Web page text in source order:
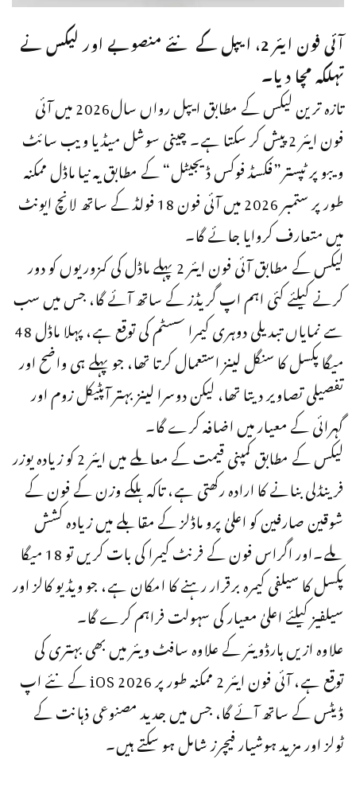
آئی فون ایئر 2، ایپل کے نئے منصوبے اور لیکس نے
تہلکہ مچا دیا۔
تازہ ترین لیکس کے مطابق ایپل رواں سال2026 میں آئی
فون ایئر 2 پیش کر سکتا ہے۔ چینی سوشل میڈیا ویب سائٹ
ویبو پر ٹپستر”فکسڈ فوکس ڈیجیٹل“ کے مطابق یہ نیا ماڈل ممکنہ
طور پر ستمبر 2026 میں آئی فون 18 فولڈ کے ساتھ لانچ ایونٹ
میں متعارف کروایا جائے گا۔
لیکس کے مطابق آئی فون ایئر 2 پہلے ماڈل کی کمزوریوں کو دور
کرنے کیلئے کئی اہم اپ گریڈز کے ساتھ آئے گا، جس میں سب
سے نمایاں تبدیلی دوہری کیمرا سسٹم کی توقع ہے، پہلا ماڈل 48
میگا پکسل کا سنگل لینز استعمال کرتا تھا، جو پہلے ہی واضح اور
تفصیلی تصاویر دیتا تھا، لیکن دوسرا لینز بہتر آپٹیکل زوم اور
گہرائی کے معیار میں اضافہ کرے گا۔
لیکس کے مطابق کمپنی قیمت کے معاملے میں ایئر 2 کو زیادہ یوزر
فرینڈلی بنانے کا ارادہ رکھتی ہے، تاکہ ہلکے وزن کے فون کے
شوقین صارفین کو اعلیٰ پرو ماڈلز کے مقابلے میں زیادہ کشش
ملے۔اور اگراس فون کے فرنٹ کیمرا کی بات کریں تو 18 میگا
پکسل کا سیلفی کیمرہ برقرار رہنے کا امکان ہے، جو ویڈیو کالز اور
سیلفیز کیلئے اعلیٰ معیار کی سہولت فراہم کرے گا۔
علاوہ ازیں ہارڈویئر کے علاوہ سافٹ ویئر میں بھی بہتری کی
توقع ہے، آئی فون ایئر 2 ممکنہ طور پر iOS 2026 کے نئے اپ
ڈیٹس کے ساتھ آئے گا، جس میں جدید مصنوعی ذہانت کے
ٹولز اور مزید ہوشیار فیچرز شامل ہو سکتے ہیں۔